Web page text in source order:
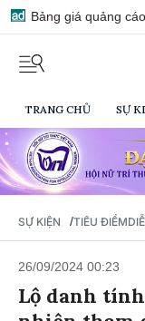
Bảng giá quảng cáo
TRANG CHỦ SỰ
SỰ KIỆN /TIÊU ĐIỂM
26/09/2024 00:23
Lộ danh